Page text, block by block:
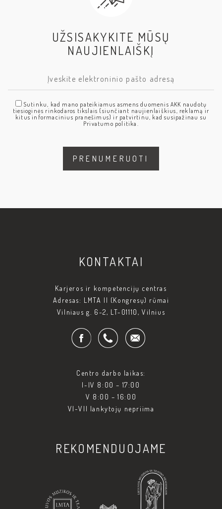
UŽSISAKYKITE MŪSŲ
NAUJIENLAIŠKĮ
Sutinku, kad mano pateikiamus asmens duomenis AKK naudotų
tiesioginės rinkodaros tikslais (siunčiant naujienlaiškius, reklamą ir
kitus informacinius pranešimus) ir patvirtinu, kad susipažinau su
Privatumo politika.
KONTAKTAI
Karjeros ir kompetencijų centras
Adresas: LMTA II (Kongresų) rūmai
Vilniaus g. 6-2, LT-01110, Vilnius
Centro darbo laikas:
I-IV 8:00 – 17:00
V 8:00 – 16:00
VI-VII lankytojų nepriima
REKOMENDUOJAME